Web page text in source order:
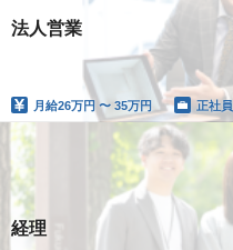
法人営業
月給26万円 〜 35万円 正社員
経理